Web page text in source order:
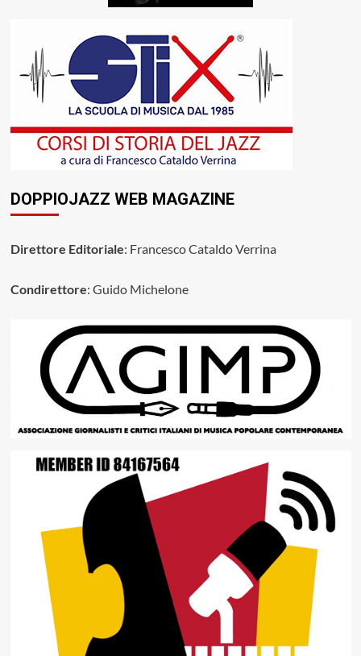
DOPPIOJAZZ WEB MAGAZINE
Direttore Editoriale: Francesco Cataldo Verrina
Condirettore: Guido Michelone